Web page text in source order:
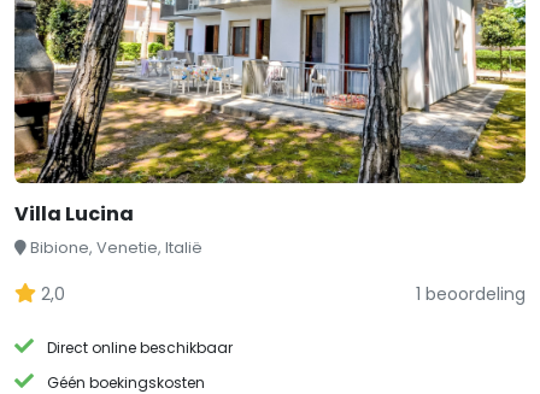
Villa Lucina
Bibione, Venetie, Italië
2,0 1 beoordeling
Direct online beschikbaar
Géén boekingskosten